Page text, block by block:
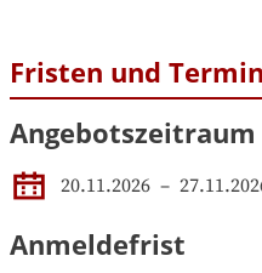
Fristen und
Angebotszeitraum
20.11.2026 –
Anmeldefrist